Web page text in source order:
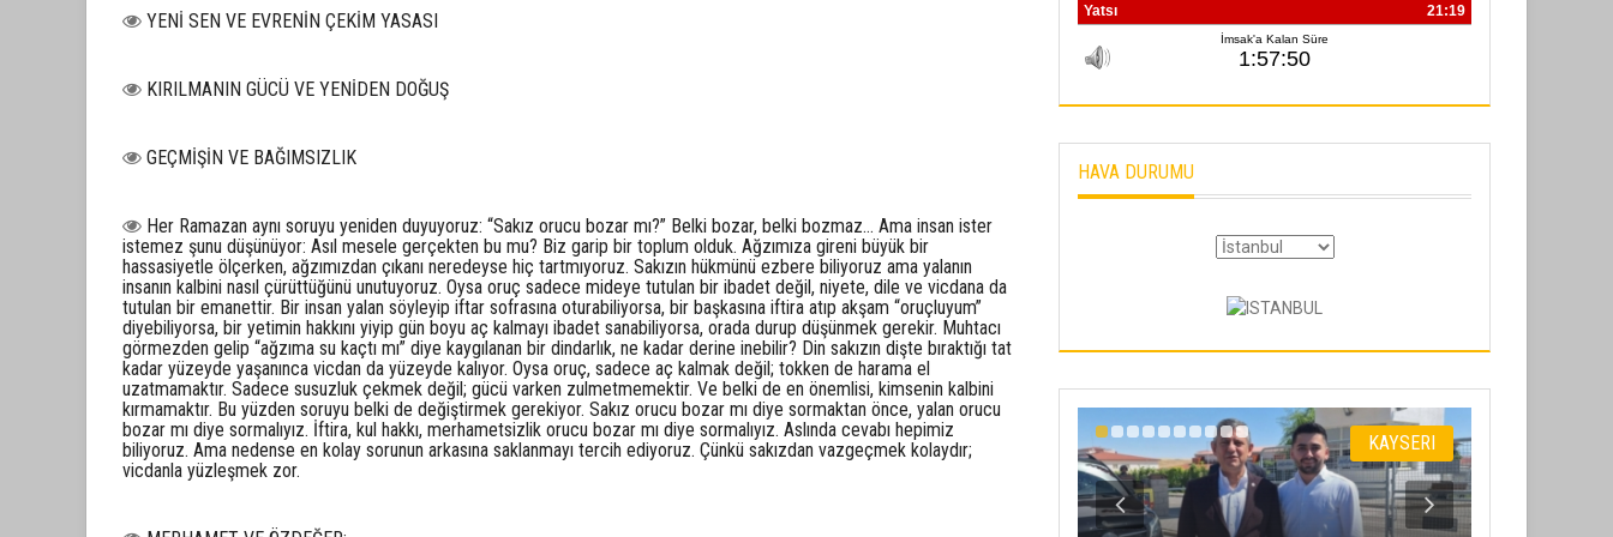
YENİ SEN VE EVRENİN ÇEKİM YASASI
KIRILMANIN GÜCÜ VE YENİDEN DOĞUŞ
GEÇMİŞİN VE BAĞIMSIZLIK
Her Ramazan aynı soruyu yeniden duyuyoruz: “Sakız orucu bozar mı?” Belki bozar, belki bozmaz… Ama insan ister
istemez şunu düşünüyor: Asıl mesele gerçekten bu mu? Biz garip bir toplum olduk. Ağzımıza gireni büyük bir
hassasiyetle ölçerken, ağzımızdan çıkanı neredeyse hiç tartmıyoruz. Sakızın hükmünü ezbere biliyoruz ama yalanın
insanın kalbini nasıl çürüttüğünü unutuyoruz. Oysa oruç sadece mideye tutulan bir ibadet değil, niyete, dile ve vicdana da
tutulan bir emanettir. Bir insan yalan söyleyip iftar sofrasına oturabiliyorsa, bir başkasına iftira atıp akşam “oruçluyum”
diyebiliyorsa, bir yetimin hakkını yiyip gün boyu aç kalmayı ibadet sanabiliyorsa, orada durup düşünmek gerekir. Muhtacı
görmezden gelip “ağzıma su kaçtı mı” diye kaygılanan bir dindarlık, ne kadar derine inebilir? Din sakızın dişte bıraktığı tat
kadar yüzeyde yaşanınca vicdan da yüzeyde kalıyor. Oysa oruç, sadece aç kalmak değil; tokken de harama el
uzatmamaktır. Sadece susuzluk çekmek değil; gücü varken zulmetmemektir. Ve belki de en önemlisi, kimsenin kalbini
kırmamaktır. Bu yüzden soruyu belki de değiştirmek gerekiyor. Sakız orucu bozar mı diye sormaktan önce, yalan orucu
bozar mı diye sormalıyız. İftira, kul hakkı, merhametsizlik orucu bozar mı diye sormalıyız. Aslında cevabı hepimiz
biliyoruz. Ama nedense en kolay sorunun arkasına saklanmayı tercih ediyoruz. Çünkü sakızdan vazgeçmek kolaydır;
vicdanla yüzleşmek zor.
HAVA DURUMU
KAYSERI